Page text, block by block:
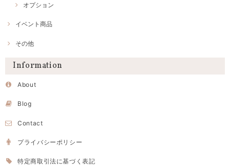
オプション
イベント商品
その他
Information
About
Blog
Contact
プライバシーポリシー
特定商取引法に基づく表記